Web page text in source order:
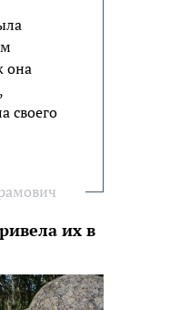
она
своего
их в